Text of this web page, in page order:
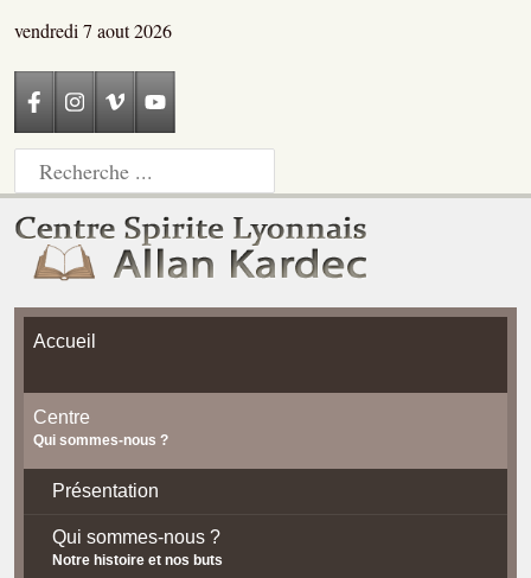
vendredi 7 aout 2026
Accueil
Centre
Qui sommes-nous ?
Présentation
Qui sommes-nous ?
Notre histoire et nos buts